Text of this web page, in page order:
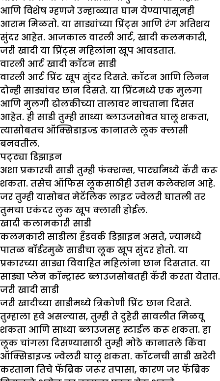
आणि विशेष म्हणजे उन्हाळ्यात घाम येण्यापासूनही
आराम मिळतो. या साड्यांच्या प्रिंट्स आणि रंग अतिशय
सुंदर आहेत. आजकाल वारली आर्ट, खादी कलमकारी,
जरी खादी या प्रिंट्स महिलांना खूप आवडतात.
वारली आर्ट खादी कॉटन साडी
वारली आर्ट प्रिंट खूप सुंदर दिसते. कॉटन आणि लिनन
दोन्ही साड्यांवर छान दिसते. या प्रिंटमध्ये एक मुलगा
आणि मुलगी ढोलकीच्या तालावर नाचताना दिसत
आहेत. ही साडी तुम्ही साध्या ब्लाउजसोबत घालू शकता,
त्यासोबतच ऑक्सिडाइज्ड कानातले लूक क्लासी
बनवतील.
पट्ट्या डिझाइन
अशा प्रकारची साडी तुम्ही फंक्शन्स, पार्ट्यांमध्ये कॅरी करू
शकता. तसेच ऑफिस लूकसाठीही उत्तम कलेक्शन आहे.
जर तुम्ही यासोबत मेटॅलिक लाइट ज्वेलरी घातली तर
तुमचा एकंदर लुक खूप क्लासी होईल.
खादी कलामकारी साडी
कलमकारी साडीला हँडवर्क डिझाइन असते, ज्यामध्ये
पातळ बॉर्डरमुळे साडीचा लूक खूप सुंदर होतो. या
प्रकारच्या साड्या विवाहित महिलांना छान दिसतात. या
साड्या प्लेन कॉन्ट्रास्ट ब्लाउजसोबतही कॅरी करता येतात.
जरी खादी साडी
जरी खादीच्या साडीमध्ये त्रिकोणी प्रिंट छान दिसते.
तुम्हाला हवे असल्यास, तुम्ही ते दुहेरी सावलीत मिळवू
शकता आणि साध्या ब्लाउजसह स्टाईल करू शकता. हा
लूक चांगला दिसण्यासाठी तुम्ही मोठे कानातले किंवा
ऑक्सिडाइज्ड ज्वेलरी घालू शकता. कॉटनची साडी खरेदी
करताना तिचे फॅब्रिक जरूर तपासा, कारण जर फॅब्रिक